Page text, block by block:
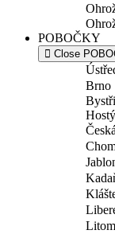
POBOČKY
Close
Brno